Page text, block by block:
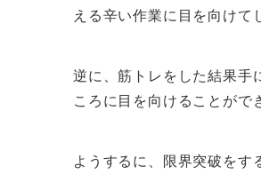
える辛い作業に目を向けて
逆に、筋トレをした結果手
ころに目を向けることがで
ようするに、限界突破をす